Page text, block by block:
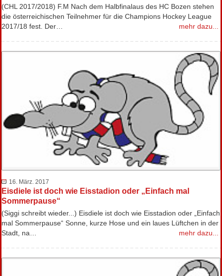
(CHL 2017/2018) F.M Nach dem Halbfinalaus des HC Bozen stehen
die österreichischen Teilnehmer für die Champions Hockey League
2017/18 fest. Der…
mehr dazu...
16. März. 2017
Eisdiele ist doch wie Eisstadion oder „Einfach mal
Sommerpause“
(Siggi schreibt wieder...) Eisdiele ist doch wie Eisstadion oder „Einfach
mal Sommerpause“ Sonne, kurze Hose und ein laues Lüftchen in der
Stadt, na…
mehr dazu...